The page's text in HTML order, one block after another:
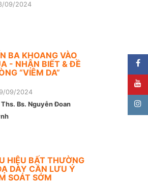
09/2024
BA KHOANG VÀO
- NHẬN BIẾT & ĐỀ
“VIÊM DA”
09/2024
Ths. Bs. Nguyễn Đoan
HIỆU BẤT THƯỜNG
DÀY CẦN LƯU Ý
SOÁT SỚM